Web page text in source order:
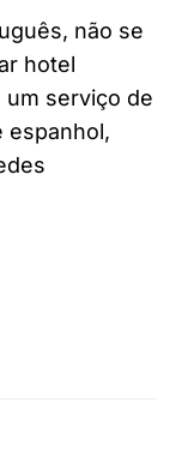
não se
hotel
serviço de
espanhol,